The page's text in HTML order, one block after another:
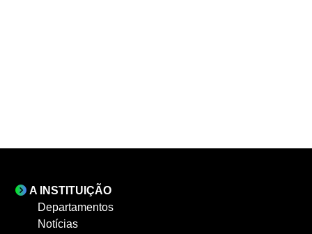
A INSTITUIÇÃO
Departamentos
Notícias